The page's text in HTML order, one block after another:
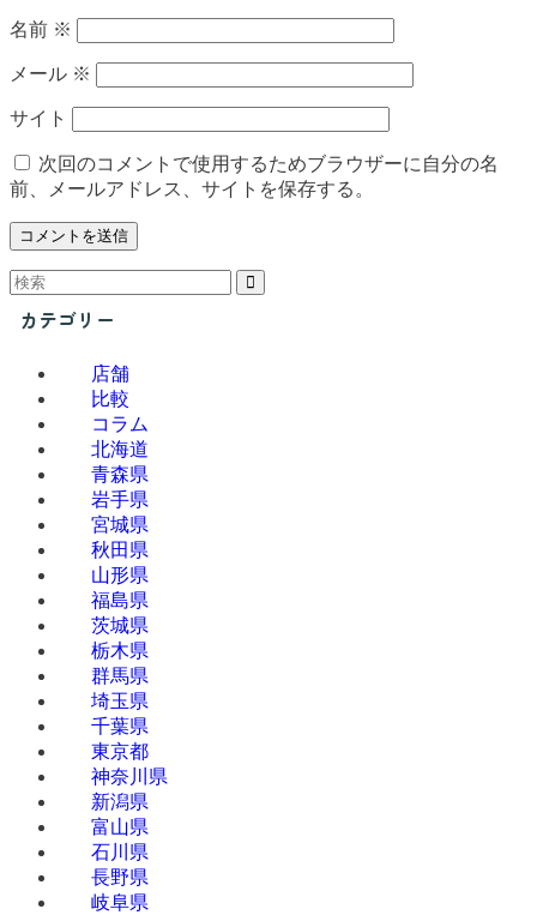
名前 ※
メール ※
サイト
次回のコメントで使用するためブラウザーに自分の名
前、メールアドレス、サイトを保存する。
カテゴリー
店舗
比較
コラム
北海道
青森県
岩手県
宮城県
秋田県
山形県
福島県
茨城県
栃木県
群馬県
埼玉県
千葉県
東京都
神奈川県
新潟県
富山県
石川県
長野県
岐阜県